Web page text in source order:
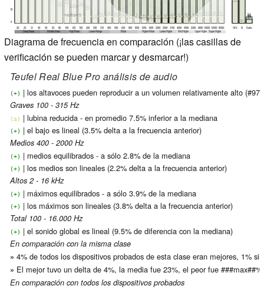
0
10
Deep Bass Middle Bass High Bass Lower Range Mids Higher Mids Lower Highs Mid Highs Upper Highs Super Highs
20 25 31 40 50 63 80 100 125 160 200 250 315 400 500
10
630 800 1000 1250 1600 2000 2500 3150 4000 5000 6300 8000 10000 12500 16000 SPL N
0.8
median 12.3
Delta
3.3
4.5
11.1
4.7 5.3 5.8
1.5 1.9 2.2 3.4 3.7 4.7 5.5 5.5 5.8 6.4
0.1
median 5.8
0.7
5.3
5.3 4.1 5 4.4 3.7 3.6 3.8 4.2 5 4.8 5 5.7
0.1
median 5 2.7
3.3
Diagrama de frecuencia en comparación (¡las casillas de
verificación se pueden marcar y desmarcar!)
Teufel Real Blue Pro análisis de audio
(+) | los altavoces pueden reproducir a un volumen relativamente alto
Graves 100 - 315 Hz
(±) | lubina reducida - en promedio 7.5% inferior a la mediana
(+) | el bajo es lineal (3.5% delta a la frecuencia anterior)
Medios 400 - 2000 Hz
(+) | medios equilibrados - a sólo 2.8% de la mediana
(+) | los medios son lineales (2.2% delta a la frecuencia anterior)
Altos 2 - 16 kHz
(+) | máximos equilibrados - a sólo 3.9% de la mediana
(+) | los máximos son lineales (3.8% delta a la frecuencia anterior)
Total 100 - 16.000 Hz
(+) | el sonido global es lineal (9.5% de diferencia con la mediana)
En comparación con la misma clase
» 4% de todos los dispositivos probados de esta clase eran mejores, 1%
» El mejor tuvo un delta de 4%, la media fue 23%, el peor fue ###max##%
En comparación con todos los dispositivos probados